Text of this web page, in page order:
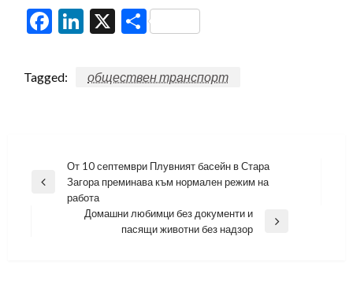
Facebook
LinkedIn
X Share
Tagged: обществен транспорт
Навигация
Previous
От 10 септември Плувният басейн в Стара
Загора преминава към нормален режим на
работа
Домашни любимци без документи и
пасящи животни без надзор